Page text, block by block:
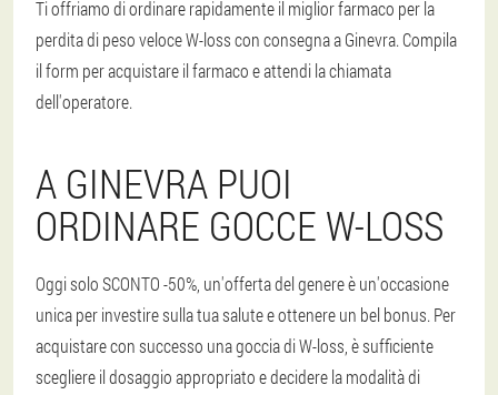
Ti offriamo di ordinare rapidamente il miglior farmaco per la
perdita di peso veloce W-loss con consegna a Ginevra. Compila
il form per acquistare il farmaco e attendi la chiamata
dell'operatore.
A GINEVRA PUOI
ORDINARE GOCCE W-LOSS
Oggi solo SCONTO -50%, un'offerta del genere è un'occasione
unica per investire sulla tua salute e ottenere un bel bonus. Per
acquistare con successo una goccia di W-loss, è sufficiente
scegliere il dosaggio appropriato e decidere la modalità di